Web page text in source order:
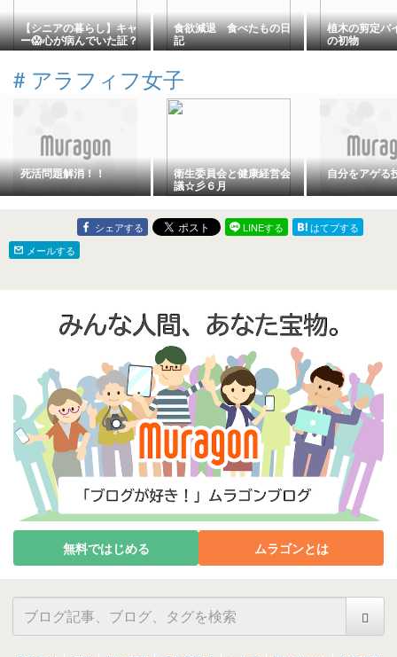
【シニアの暮らし】キャ
ー😱心が病んでいた証？
💦。。
食欲減退 食べたもの日
記
植木の剪定バ
の初物
# アラフィフ女子
死活問題解消！！ 衛生委員会と健康経営会
議☆彡６月
自分をアゲる
シェアする LINEする
はてブする
メールする
無料ではじめる ムラゴンとは